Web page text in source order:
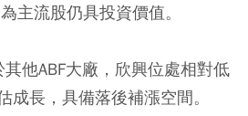
主流股仍具投資價值。
其他ABF大廠，欣興位處相對低
成長，具備落後補漲空間。